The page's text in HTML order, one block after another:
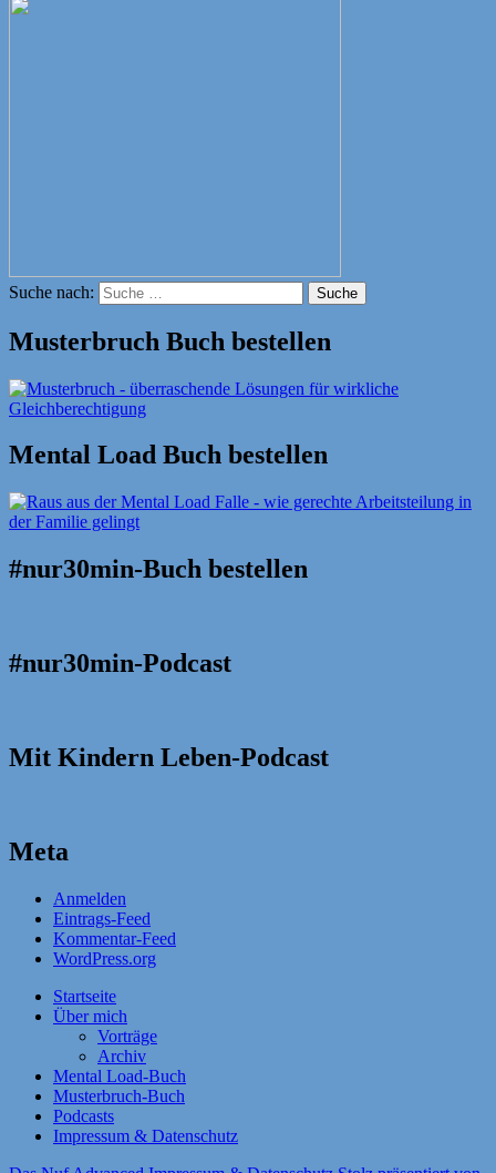
Suche nach: Suche
Musterbruch Buch bestellen
Mental Load Buch bestellen
#nur30min-Buch bestellen
#nur30min-Podcast
Mit Kindern Leben-Podcast
Meta
Anmelden
Eintrags-Feed
Kommentar-Feed
WordPress.org
Startseite
Über mich
Vorträge
Archiv
Mental Load-Buch
Musterbruch-Buch
Podcasts
Impressum & Datenschutz